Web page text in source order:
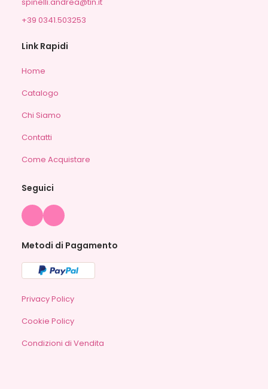
+39 0341.503253
Link Rapidi
Home
Catalogo
Chi Siamo
Contatti
Come Acquistare
Seguici
Metodi di Pagamento
Privacy Policy
Cookie Policy
Condizioni di Vendita